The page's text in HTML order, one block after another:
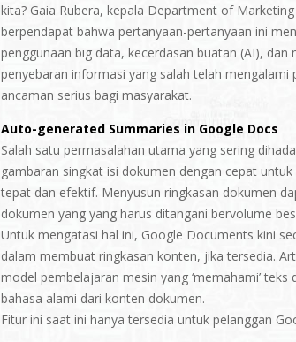
kita? Gaia Rubera, kepala Department of
berpendapat bahwa pertanyaan-pertanyaan ini
penggunaan big data, kecerdasan buatan (AI),
penyebaran informasi yang salah telah
ancaman serius bagi masyarakat.
Auto-generated Summaries in Google Docs
Salah satu permasalahan utama yang sering
gambaran singkat isi dokumen dengan cepat
tepat dan efektif. Menyusun ringkasan dokumen
dokumen yang yang harus ditangani bervolume
Untuk mengatasi hal ini, Google Documents kini
dalam membuat ringkasan konten, jika tersedia.
model pembelajaran mesin yang ‘memahami’
bahasa alami dari konten dokumen.
Fitur ini saat ini hanya tersedia untuk pelanggan